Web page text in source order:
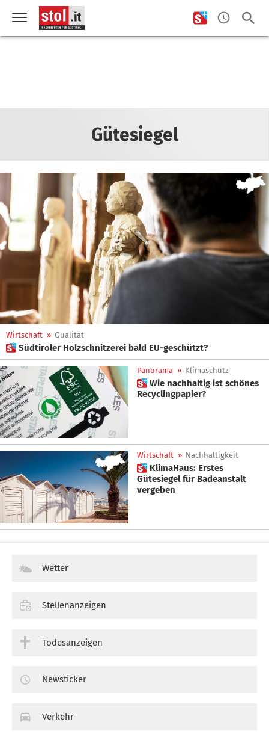
Gütesiegel
Wirtschaft » Qualität
 Südtiroler Holzschnitzerei bald EU-geschützt?
Panorama » Klimaschutz
 Wie nachhaltig ist schönes
Recyclingpapier?
Wirtschaft » Nachhaltigkeit
 KlimaHaus: Erstes
Gütesiegel für Badeanstalt
vergeben
Wetter
Stellenanzeigen
Todesanzeigen
Newsticker
Verkehr